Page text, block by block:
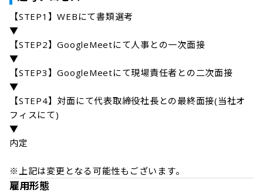
【STEP1】WEBにて書類選考
▼
【STEP2】GoogleMeetにて人事との一次面接
▼
【STEP3】GoogleMeetにて現場責任者との二次面接
▼
【STEP4】対面にて代表取締役社長との最終面接(当社オ
フィスにて)
▼
内定
※上記は変更となる可能性もございます。
雇用形態